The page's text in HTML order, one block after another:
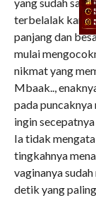
terbelalak
panjang dan
mulai
nikmat yang
Mbaak..,
pada
ingin
Ia tidak
tingkahnya
vaginanya
detik yang